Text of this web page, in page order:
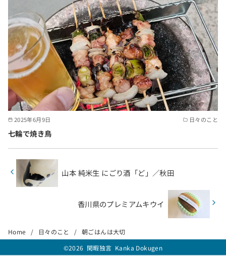
2025年6月9日 日々のこと
七輪で焼き鳥
山本 純米生 にごり酒「ど」／秋田
香川県のプレミアムキウイ
Home 日々のこと
朝ごはんは大切
©2026 閑暇独言 Kanka Dokugen